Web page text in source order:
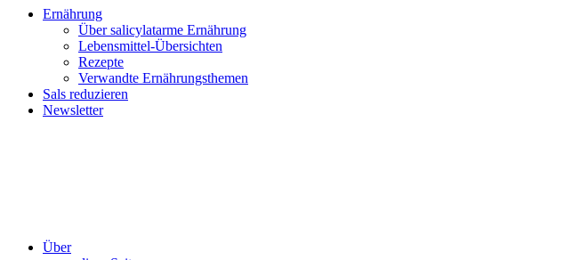
Ernährung
Über salicylatarme Ernährung
Lebensmittel-Übersichten
Rezepte
Verwandte Ernährungsthemen
Sals reduzieren
Newsletter
Über